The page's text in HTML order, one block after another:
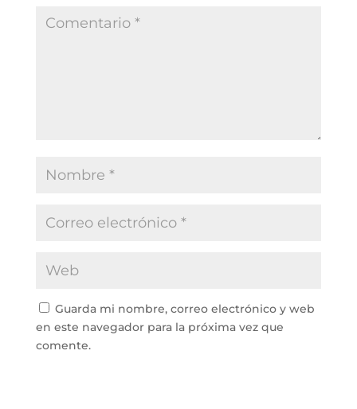
Guarda mi nombre, correo electrónico y web
en este navegador para la próxima vez que
comente.